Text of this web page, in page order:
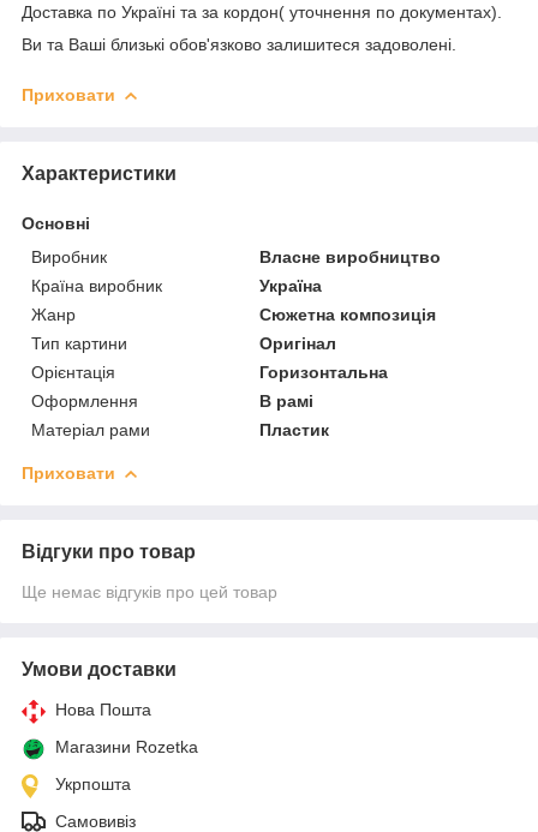
Доставка по Україні та за кордон( уточнення по документах).
Ви та Ваші близькі обов'язково залишитеся задоволені.
Приховати
Характеристики
Основні
Виробник
Власне виробництво
Країна виробник
Україна
Жанр
Сюжетна композиція
Тип картини
Оригінал
Орієнтація
Горизонтальна
Оформлення
В рамі
Матеріал рами
Пластик
Приховати
Відгуки про товар
Ще немає відгуків про цей товар
Умови доставки
Нова Пошта
Магазини Rozetka
Укрпошта
Самовивіз